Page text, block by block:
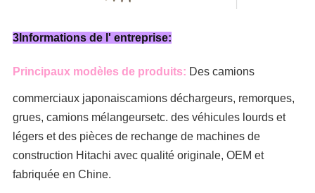
3Informations de l' entreprise:
Principaux modèles de produits: Des camions
commerciaux japonaiscamions déchargeurs, remorques,
grues, camions mélangeursetc. des véhicules lourds et
légers et des pièces de rechange de machines de
construction Hitachi avec qualité originale, OEM et
fabriquée en Chine.